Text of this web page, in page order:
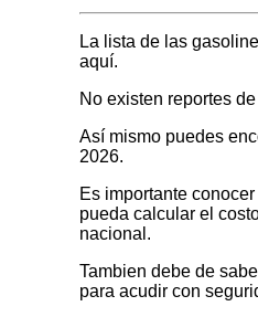
La lista de las
aquí.
No existen reportes
Así mismo puedes
2026.
Es importante
pueda calcular el
nacional.
Tambien debe de
para acudir con